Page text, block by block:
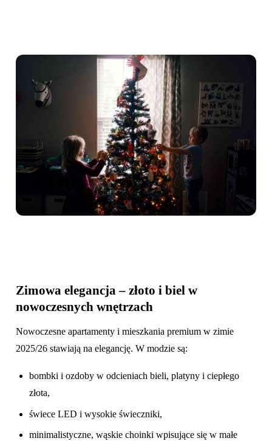
Zimowa elegancja – złoto i biel w
nowoczesnych wnętrzach
Nowoczesne apartamenty i mieszkania premium w zimie
2025/26 stawiają na elegancję. W modzie są:
bombki i ozdoby w odcieniach bieli, platyny i ciepłego
złota,
świece LED i wysokie świeczniki,
minimalistyczne, wąskie choinki wpisujące się w małe